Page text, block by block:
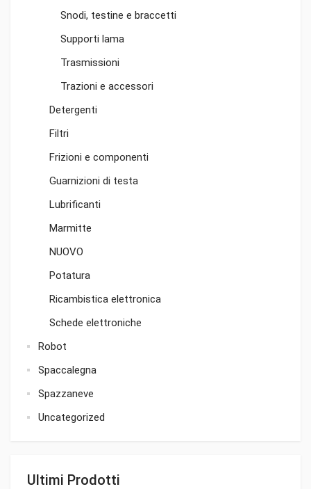
Snodi, testine e braccetti
Supporti lama
Trasmissioni
Trazioni e accessori
Detergenti
Filtri
Frizioni e componenti
Guarnizioni di testa
Lubrificanti
Marmitte
NUOVO
Potatura
Ricambistica elettronica
Schede elettroniche
Robot
Spaccalegna
Spazzaneve
Uncategorized
Ultimi Prodotti